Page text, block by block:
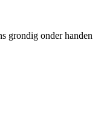
grondig onder handen